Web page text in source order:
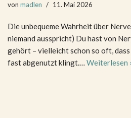
von madlen 11. Mai 2026
Die unbequeme Wahrheit über
niemand ausspricht) Du hast von
gehört – vielleicht schon so oft,
fast abgenutzt klingt.… Weiterlesen